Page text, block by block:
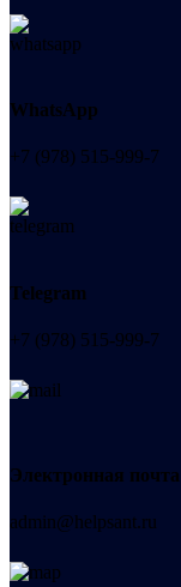
WhatsApp
+7 (978) 515-999-7
Telegram
+7 (978) 515-999-7
Электронная почта
admin@helpsant.ru